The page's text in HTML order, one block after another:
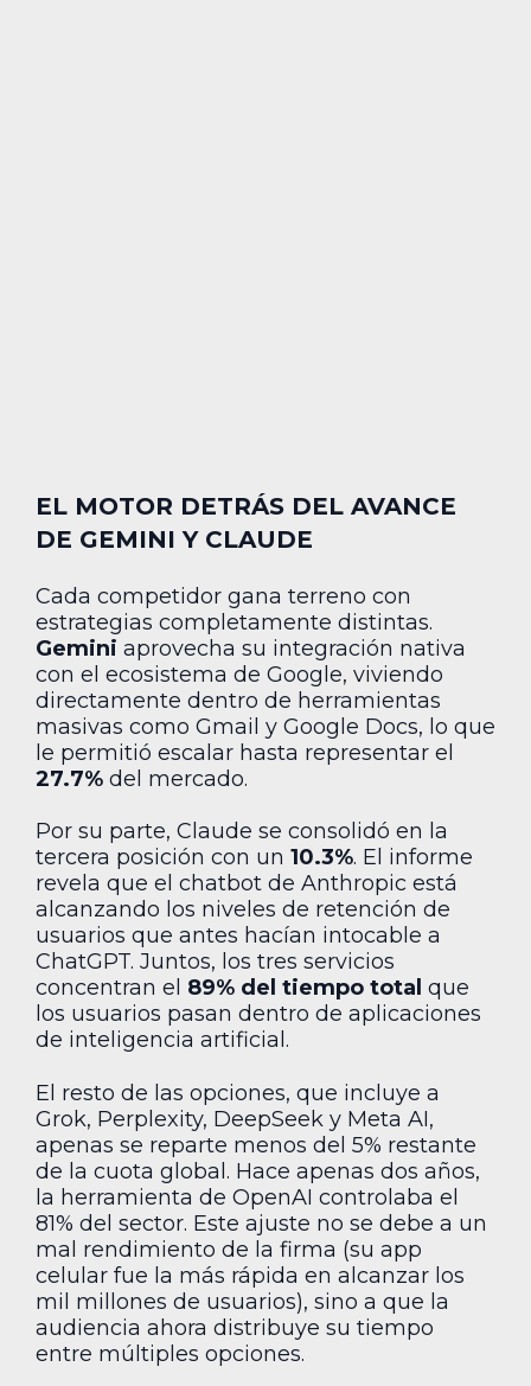
EL MOTOR DETRÁS DEL AVANCE
DE GEMINI Y CLAUDE
Cada competidor gana terreno con
estrategias completamente distintas.
Gemini aprovecha su integración nativa
con el ecosistema de Google, viviendo
directamente dentro de herramientas
masivas como Gmail y Google Docs, lo que
le permitió escalar hasta representar el
27.7% del mercado.
Por su parte, Claude se consolidó en la
tercera posición con un 10.3%. El informe
revela que el chatbot de Anthropic está
alcanzando los niveles de retención de
usuarios que antes hacían intocable a
ChatGPT. Juntos, los tres servicios
concentran el 89% del tiempo total que
los usuarios pasan dentro de aplicaciones
de inteligencia artificial.
El resto de las opciones, que incluye a
Grok, Perplexity, DeepSeek y Meta AI,
apenas se reparte menos del 5% restante
de la cuota global. Hace apenas dos años,
la herramienta de OpenAI controlaba el
81% del sector. Este ajuste no se debe a un
mal rendimiento de la firma (su app
celular fue la más rápida en alcanzar los
mil millones de usuarios), sino a que la
audiencia ahora distribuye su tiempo
entre múltiples opciones.